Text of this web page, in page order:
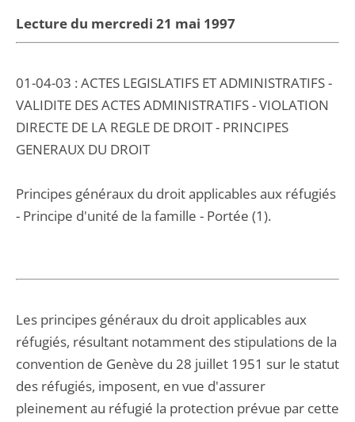
Lecture du mercredi 21 mai 1997
01-04-03 : ACTES LEGISLATIFS ET ADMINISTRATIFS -
VALIDITE DES ACTES ADMINISTRATIFS - VIOLATION
DIRECTE DE LA REGLE DE DROIT - PRINCIPES
GENERAUX DU DROIT
Principes généraux du droit applicables aux réfugiés
- Principe d'unité de la famille - Portée (1).
Les principes généraux du droit applicables aux
réfugiés, résultant notamment des stipulations de la
convention de Genève du 28 juillet 1951 sur le statut
des réfugiés, imposent, en vue d'assurer
pleinement au réfugié la protection prévue par cette